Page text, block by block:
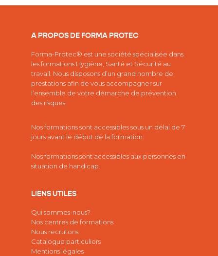
A PROPOS DE FORMA PROTEC
Forma-Protec® est une société spécialisée dans
lesformations Hygiène, Santé et Sécurité au
travail. Nous disposons d’un grand nombre de
prestations afin de vous accompagner sur
l’ensemble de votre démarche de prévention
des risques.
Nos formations sont accessibles sous un délai de 7
jours avant le début de la formation.
Nos formations sont accessibles aux personnes en
situation de handicap.
LIENS UTILES
Qui sommes-nous?
Nos centres de formations
Nous recrutons
Catalogue particuliers
Mentions légales